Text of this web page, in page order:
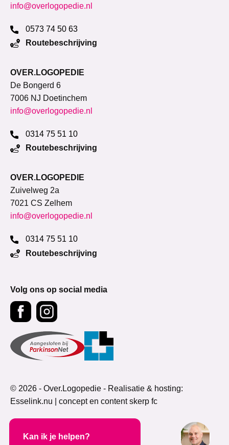
Kan ik je helpen?
info@overlogopedie.nl
0573 74 50 63
Routebeschrijving
OVER.LOGOPEDIE
De Bongerd 6
7006 NJ Doetinchem
info@overlogopedie.nl
0314 75 51 10
Routebeschrijving
OVER.LOGOPEDIE
Zuivelweg 2a
7021 CS Zelhem
info@overlogopedie.nl
0314 75 51 10
Routebeschrijving
Volg ons op social media
© 2026 - Over.Logopedie - Realisatie & hosting:
Esselink.nu | concept en content skerp fc